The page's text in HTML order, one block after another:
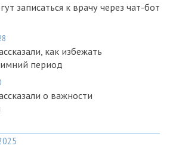
записаться к врачу через чат-бот
как избежать
период
о важности